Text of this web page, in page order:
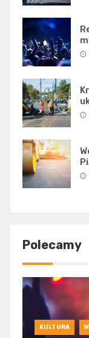
Polecamy
KULTURA